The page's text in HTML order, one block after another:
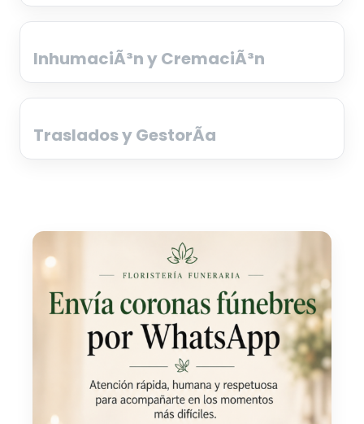
InhumaciÃ³n y CremaciÃ³n
Traslados y GestorÃ­a